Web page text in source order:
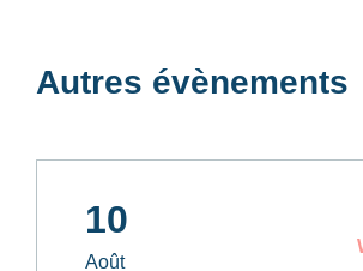
Autres évènements
10
Août